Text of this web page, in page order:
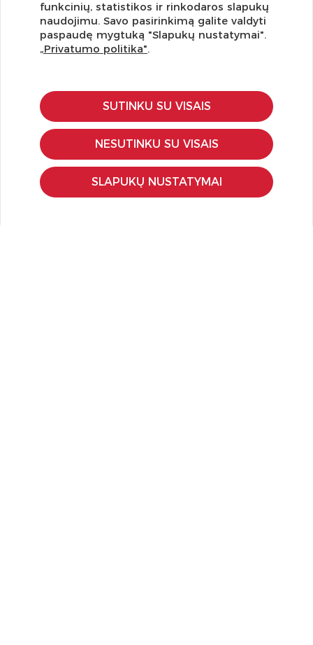
Užsisakykite naujienlaiškį ir pirmi gaukite geriausius
pasiūlymus!
KLIENTŲ APTARNAVIMAS
Pirkimo – pardavimo taisyklės
Pristatymas ir grąžinimas
Apmokėjimo būdai
Kokybės ir saugumo standartai
Privatumo taisyklės
funkcinių, statistikos ir rinkodaros slapukų
naudojimu. Savo pasirinkimą galite valdyti
paspaudę mygtuką "Slapukų nustatymai".
„Privatumo politika".
SUTINKU SU VISAIS
NESUTINKU SU VISAIS
SLAPUKŲ NUSTATYMAI